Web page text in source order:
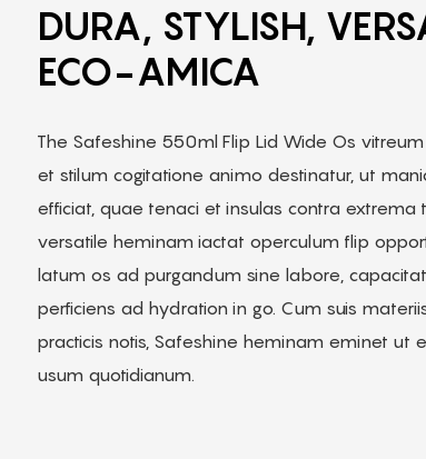
DURA, STYLISH,
ECO-AMICA
The Safeshine 550ml Flip Lid Wide Os
et stilum cogitatione animo destinatur, ut
efficiat, quae tenaci et insulas contra extrema
versatile heminam iactat operculum flip
latum os ad purgandum sine labore,
perficiens ad hydration in go. Cum suis
practicis notis, Safeshine heminam eminet ut
usum quotidianum.